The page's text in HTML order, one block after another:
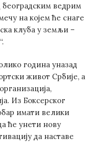
београдским ведрим
на којем ће снаге
клуба у земљи –
година уназад
живот Србије, а
Из Боксерског
имати велики
ће унети нову
да наставе